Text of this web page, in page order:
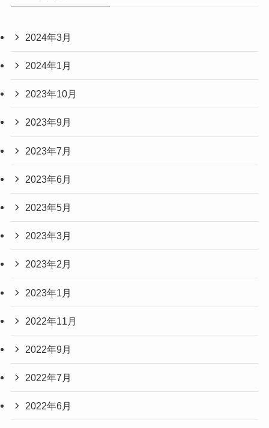
2024年3月
2024年1月
2023年10月
2023年9月
2023年7月
2023年6月
2023年5月
2023年3月
2023年2月
2023年1月
2022年11月
2022年9月
2022年7月
2022年6月